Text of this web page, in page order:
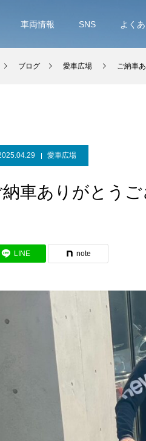
車両情報 SNS よく
ブログ 愛車広場 ご納車
愛車広場
納車ありがとうご
LINE note